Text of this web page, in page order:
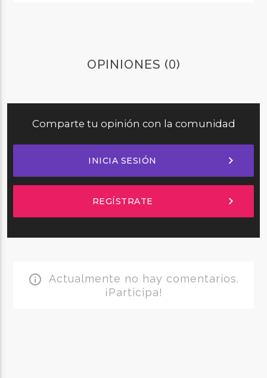
OPINIONES (0)
Comparte tu opinión con la comunidad
INICIA SESIÓN chevron_right
REGÍSTRATE chevron_right
info_outline Actualmente no hay comentarios.
¡Participa!